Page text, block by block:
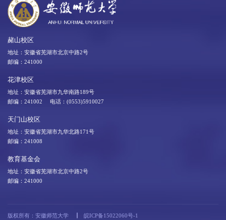
赭山校区
地址：安徽省芜湖市北京中路2号
邮编：241000
花津校区
地址：安徽省芜湖市九华南路189号
邮编：241002 电话：(0553)5910027
天门山校区
地址：安徽省芜湖市九华北路171号
邮编：241008
教育基金会
地址：安徽省芜湖市北京中路2号
邮编：241000
版权所有：安徽师范大学 皖ICP备15022060号-1